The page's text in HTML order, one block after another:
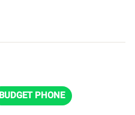
BUDGET PHONE